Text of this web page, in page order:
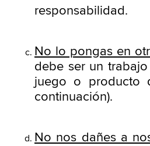
responsabilidad.
No lo pongas en
debe ser un
juego o producto
continuación).
No nos dañes a